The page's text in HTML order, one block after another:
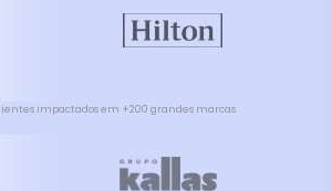
impactados em +200 grandes marcas